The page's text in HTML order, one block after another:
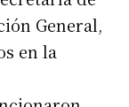
General,
en la